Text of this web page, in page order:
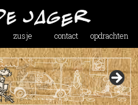
zusje contact opdrachten